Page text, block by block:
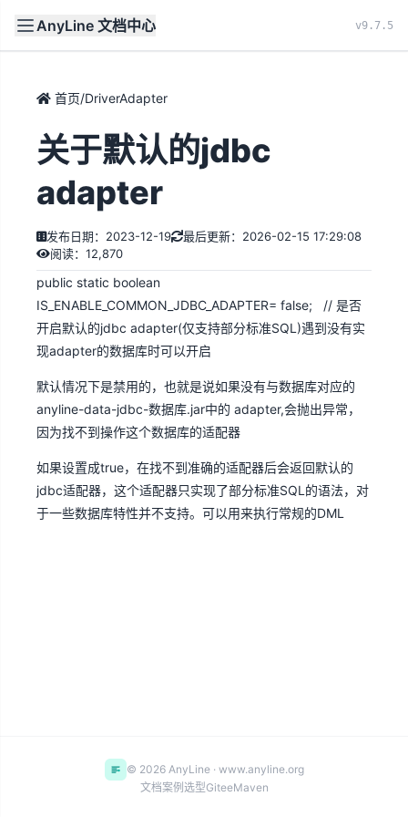
AnyLine 文档中心 v9.7.5
文档 首页
首页/DriverAdapter
关于默认的jdbc
adapter
发布日期：2023-12-19
最后更新：2026-02-15 17:29:08
阅读：12,870
public static boolean
IS_ENABLE_COMMON_JDBC_ADAPTER= false; // 是否
开启默认的jdbc adapter(仅支持部分标准SQL)遇到没有实
现adapter的数据库时可以开启
默认情况下是禁用的，也就是说如果没有与数据库对应的
anyline-data-jdbc-数据库.jar中的 adapter,会抛出异常，
因为找不到操作这个数据库的适配器
如果设置成true，在找不到准确的适配器后会返回默认的
jdbc适配器，这个适配器只实现了部分标准SQL的语法，对
于一些数据库特性并不支持。可以用来执行常规的DML
© 2026 AnyLine · www.anyline.org
文档案例 选型GiteeMaven